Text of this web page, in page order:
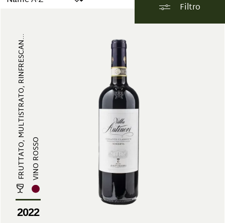
Filtro
FRUTTATO, MULTISTRATO, RINFRESCAN...VINO ROSSO
2022